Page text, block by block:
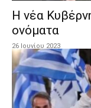
Η νέα
ονόματα
26 Ιουνίου 2023